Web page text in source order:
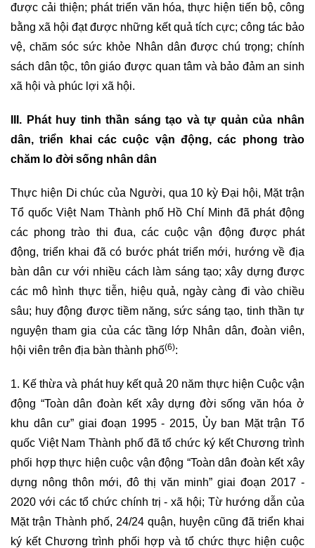
được cải thiện; phát triển văn hóa, thực hiện tiến bộ, công
bằng xã hội đạt được những kết quả tích cực; công tác bảo
vệ, chăm sóc sức khỏe Nhân dân được chú trọng; chính
sách dân tộc, tôn giáo được quan tâm và bảo đảm an sinh
xã hội và phúc lợi xã hội.
III. Phát huy tinh thần sáng tạo và tự quản của nhân
dân, triển khai các cuộc vận động, các phong trào
chăm lo đời sống nhân dân
Thực hiện Di chúc của Người, qua 10 kỳ Đại hội, Mặt trận
Tổ quốc Việt Nam Thành phố Hồ Chí Minh đã phát động
các phong trào thi đua, các cuộc vận động được phát
động, triển khai đã có bước phát triển mới, hướng về địa
bàn dân cư với nhiều cách làm sáng tạo; xây dựng được
các mô hình thực tiễn, hiệu quả, ngày càng đi vào chiều
sâu; huy động được tiềm năng, sức sáng tạo, tinh thần tự
nguyện tham gia của các tầng lớp Nhân dân, đoàn viên,
hội viên trên địa bàn thành phố(6):
1. Kế thừa và phát huy kết quả 20 năm thực hiện Cuộc vận
động “Toàn dân đoàn kết xây dựng đời sống văn hóa ở
khu dân cư” giai đoạn 1995 - 2015, Ủy ban Mặt trận Tổ
quốc Việt Nam Thành phố đã tổ chức ký kết Chương trình
phối hợp thực hiện cuộc vận động “Toàn dân đoàn kết xây
dựng nông thôn mới, đô thị văn minh” giai đoạn 2017 -
2020 với các tổ chức chính trị - xã hội; Từ hướng dẫn của
Mặt trận Thành phố, 24/24 quận, huyện cũng đã triển khai
ký kết Chương trình phối hợp và tổ chức thực hiện cuộc